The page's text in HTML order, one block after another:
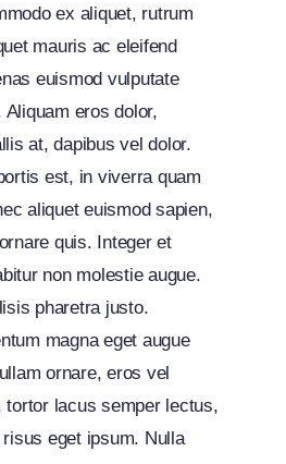
ex aliquet, rutrum
mauris ac eleifend
euismod vulputate
eros dolor,
at, dapibus vel dolor.
est, in viverra quam
aliquet euismod sapien,
quis. Integer et
non molestie augue.
pharetra justo.
magna eget augue
ornare, eros vel
tortor lacus semper lectus,
eget ipsum. Nulla